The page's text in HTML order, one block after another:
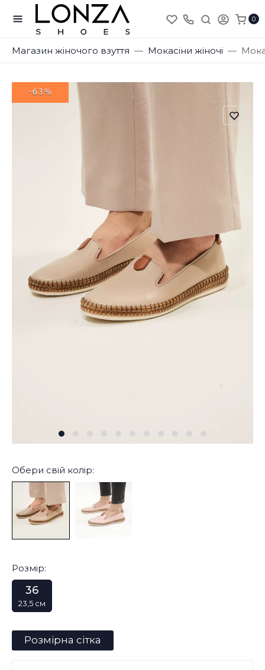
0
Магазин жіночого взуття Мокасіни жіночі
-63%
Обери свій колір:
Розмір:
36
23,5 см
Розмірна сітка